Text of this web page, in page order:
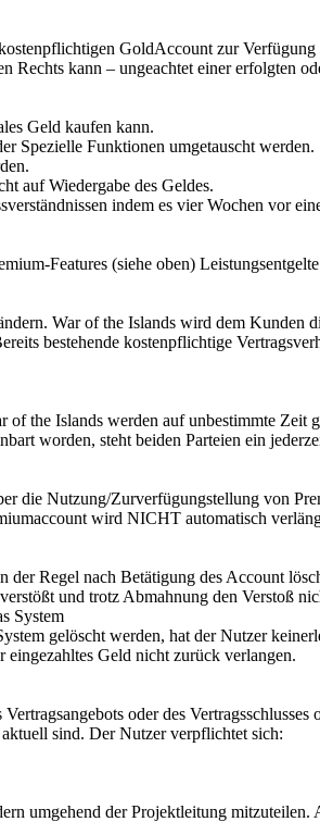
GoldAccount zur
Rechts kann – ungeachtet einer erfolgten
Geld kaufen kann.
Spezielle Funktionen umgetauscht werden.
auf Wiedergabe des Geldes.
indem es vier Wochen vor
Features (siehe oben)
War of the Islands wird dem
bestehende kostenpflichtige
the Islands werden auf unbestimmte
worden, steht beiden Parteien ein
die Nutzung/Zurverfügungstellung von
wird NICHT automatisch
Regel nach Betätigung des Account
und trotz Abmahnung den Verstoß
System
gelöscht werden, hat der Nutzer
Geld nicht zurück verlangen.
oder des
sind. Der Nutzer verpflichtet sich:
umgehend der Projektleitung